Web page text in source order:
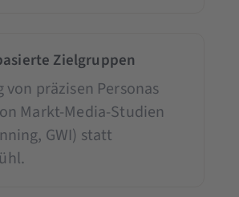
Zielgruppen
von präzisen Personas
Markt-Media-Studien
GWI) statt